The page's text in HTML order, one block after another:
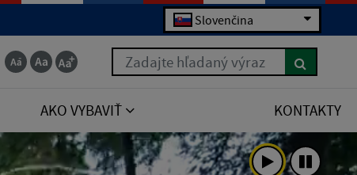
Slovenčina
Zadajte hľadaný výraz
AKO VYBAVIŤ KONTAKTY